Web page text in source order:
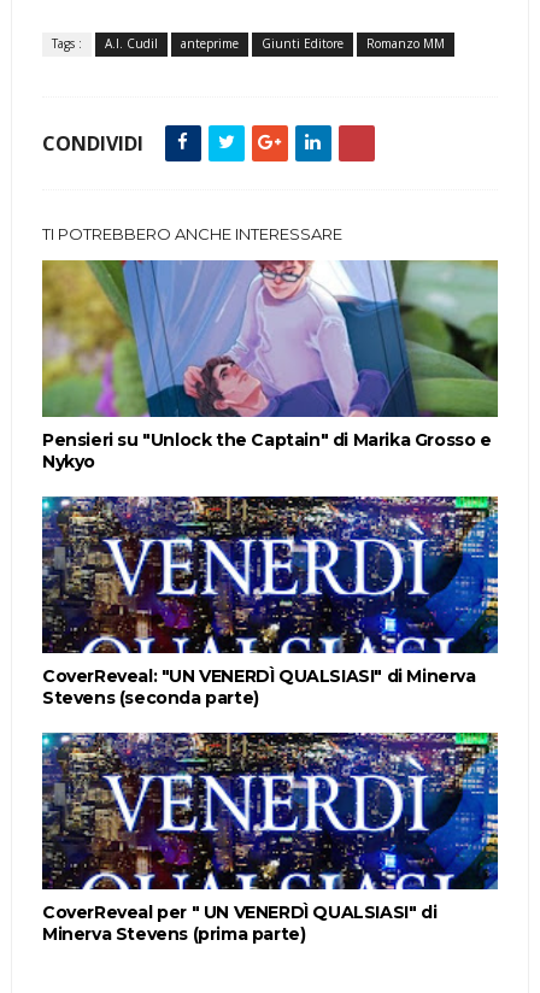
Tags : A.I. Cudil anteprime Giunti Editore Romanzo MM
CONDIVIDI
TI POTREBBERO ANCHE INTERESSARE
Pensieri su "Unlock the Captain" di Marika Grosso e
Nykyo
CoverReveal: "UN VENERDÌ QUALSIASI" di Minerva
Stevens (seconda parte)
CoverReveal per " UN VENERDÌ QUALSIASI" di
Minerva Stevens (prima parte)